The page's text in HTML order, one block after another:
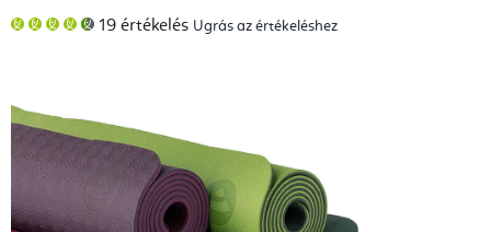
A
termék
19 értékelés Ugrás az értékeléshez